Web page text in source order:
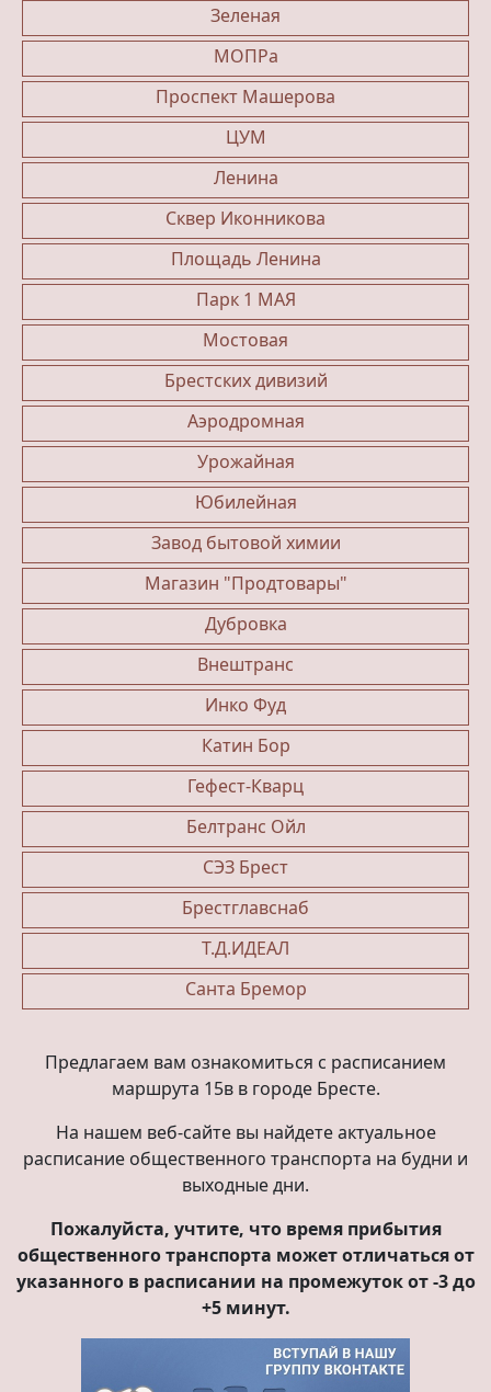
Зеленая
МОПРа
Проспект Машерова
ЦУМ
Ленина
Сквер Иконникова
Площадь Ленина
Парк 1 МАЯ
Мостовая
Брестских дивизий
Аэродромная
Урожайная
Юбилейная
Завод бытовой химии
Магазин "Продтовары"
Дубровка
Внештранс
Инко Фуд
Катин Бор
Гефест-Кварц
Белтранс Ойл
СЭЗ Брест
Брестглавснаб
Т.Д.ИДЕАЛ
Санта Бремор
Предлагаем вам ознакомиться с расписанием
маршрута 15в в городе Бресте.
На нашем веб-сайте вы найдете актуальное
расписание общественного транспорта на будни и
выходные дни.
Пожалуйста, учтите, что время прибытия
общественного транспорта может отличаться от
указанного в расписании на промежуток от -3 до
+5 минут.